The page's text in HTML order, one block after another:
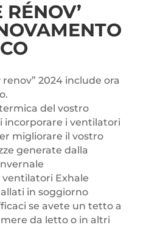
renov” 2024 include ora
del vostro
incorporare i ventilatori
migliorare il vostro
generate dalla
ventilatori Exhale
in soggiorno
se avete un tetto a
da letto o in altri